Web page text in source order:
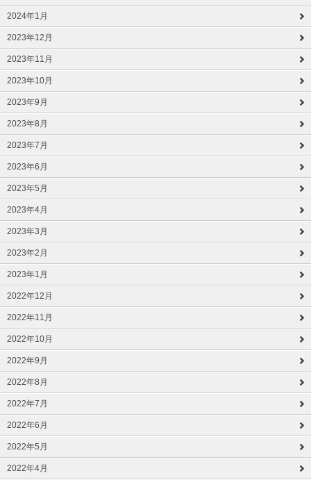
2024年1月
2023年12月
2023年11月
2023年10月
2023年9月
2023年8月
2023年7月
2023年6月
2023年5月
2023年4月
2023年3月
2023年2月
2023年1月
2022年12月
2022年11月
2022年10月
2022年9月
2022年8月
2022年7月
2022年6月
2022年5月
2022年4月